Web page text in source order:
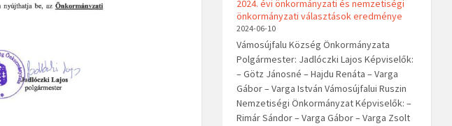
2024. évi önkormányzati és nemzetiségi
önkormányzati választások eredménye
2024-06-10
Vámosújfalu Község Önkormányzata
Polgármester: Jadlóczki Lajos Képviselők:
– Götz Jánosné – Hajdu Renáta – Varga
Gábor – Varga István Vámosújfalui Ruszin
Nemzetiségi Önkormányzat Képviselők: –
Rimár Sándor – Varga Gábor – Varga Zsolt